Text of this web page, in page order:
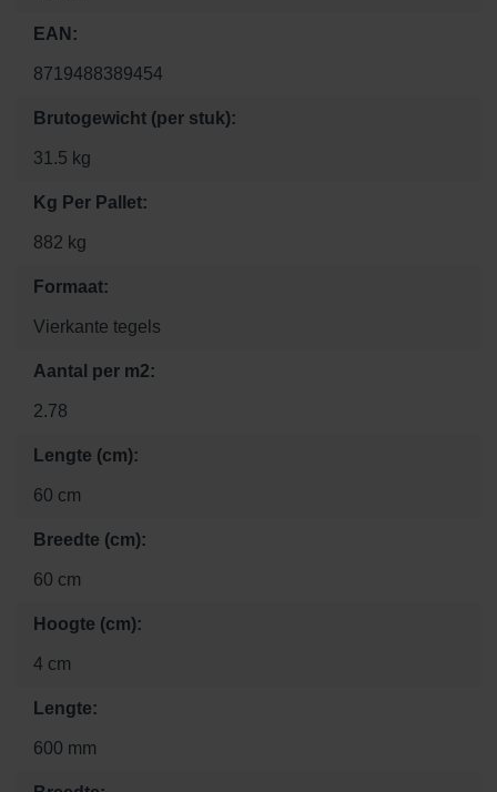
EAN:
8719488389454
Brutogewicht (per stuk):
31.5 kg
Kg Per Pallet:
882 kg
Formaat:
Vierkante tegels
Aantal per m2:
2.78
Lengte (cm):
60 cm
Breedte (cm):
60 cm
Hoogte (cm):
4 cm
Lengte:
600 mm